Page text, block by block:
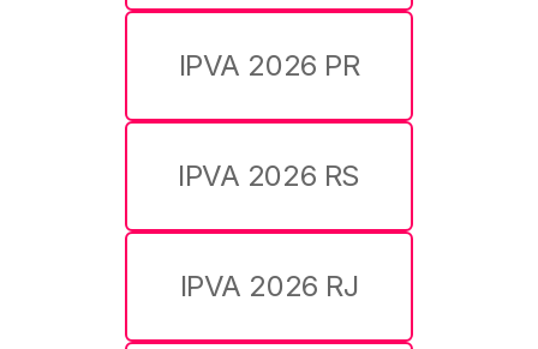
IPVA 2026 PR
IPVA 2026 RS
IPVA 2026 RJ